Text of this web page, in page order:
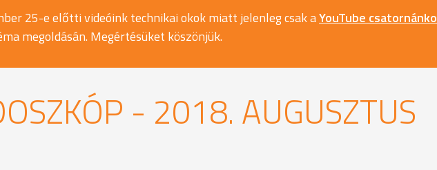
25-e előtti videóink technikai okok miatt jelenleg csak aYouTube
megoldásán. Megértésüket köszönjük.
- 2018. AUGUSZTUS